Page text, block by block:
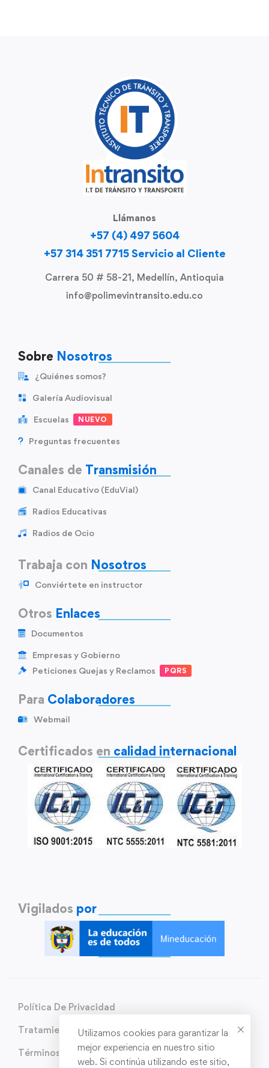
Llámanos
+57 (4) 497 5604
+57 314 351 7715 Servicio al Cliente
Carrera 50 # 58-21, Medellín, Antioquia
info@polimevintransito.edu.co
Sobre Nosotros
¿Quiénes somos?
Galería Audiovisual
Escuelas NUEVO
Preguntas frecuentes
Canales de Transmisión
Canal Educativo (EduVial)
Radios Educativas
Radios de Ocio
Trabaja con Nosotros
Conviértete en instructor
Otros Enlaces
Documentos
Empresas y Gobierno
Peticiones Quejas y Reclamos
PQRS
Para Colaboradores
Webmail
Certificados en calidad internacional
Vigilados por
Política De Privacidad
Tratamiento de Datos Personales
Términos y condiciones
Utilizamos cookies para garantizar la
mejor experiencia en nuestro sitio
web. Si continúa utilizando este sitio,